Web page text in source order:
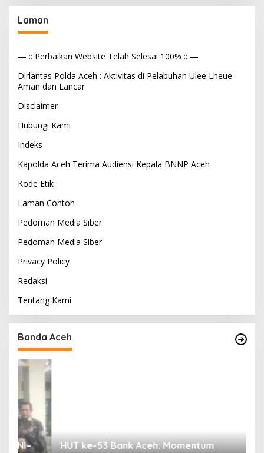
Laman
— :: Perbaikan Website Telah Selesai 100% :: —
Dirlantas Polda Aceh : Aktivitas di Pelabuhan Ulee Lheue
Aman dan Lancar
Disclaimer
Hubungi Kami
Indeks
Kapolda Aceh Terima Audiensi Kepala BNNP Aceh
Kode Etik
Laman Contoh
Pedoman Media Siber
Pedoman Media Siber
Privacy Policy
Redaksi
Tentang Kami
Banda Aceh
HUT ke-53 Bank Aceh: Momentum